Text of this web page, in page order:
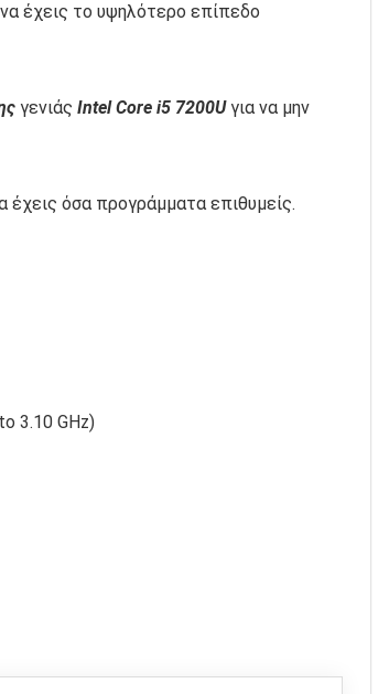
έχεις το υψηλότερο επίπεδο
γενιάς Intel Core i5 7200Uγια να μην
έχεις όσα προγράμματα επιθυμείς.
3.10 GHz)